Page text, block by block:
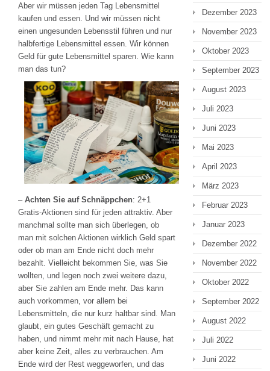
Aber wir müssen jeden Tag Lebensmittel
kaufen und essen. Und wir müssen nicht
einen ungesunden Lebensstil führen und nur
halbfertige Lebensmittel essen. Wir können
Geld für gute Lebensmittel sparen. Wie kann
man das tun?
– Achten Sie auf Schnäppchen: 2+1
Gratis-Aktionen sind für jeden attraktiv. Aber
manchmal sollte man sich überlegen, ob
man mit solchen Aktionen wirklich Geld spart
oder ob man am Ende nicht doch mehr
bezahlt. Vielleicht bekommen Sie, was Sie
wollten, und legen noch zwei weitere dazu,
aber Sie zahlen am Ende mehr. Das kann
auch vorkommen, vor allem bei
Lebensmitteln, die nur kurz haltbar sind. Man
glaubt, ein gutes Geschäft gemacht zu
haben, und nimmt mehr mit nach Hause, hat
aber keine Zeit, alles zu verbrauchen. Am
Ende wird der Rest weggeworfen, und das
Dezember 2023
November 2023
Oktober 2023
September 2023
August 2023
Juli 2023
Juni 2023
Mai 2023
April 2023
März 2023
Februar 2023
Januar 2023
Dezember 2022
November 2022
Oktober 2022
September 2022
August 2022
Juli 2022
Juni 2022